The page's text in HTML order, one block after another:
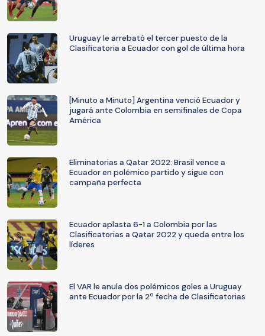
Uruguay le arrebató el tercer puesto de la
Clasificatoria a Ecuador con gol de última hora
[Minuto a Minuto] Argentina venció Ecuador y
jugará ante Colombia en semifinales de Copa
América
Eliminatorias a Qatar 2022: Brasil vence a
Ecuador en polémico partido y sigue con
campaña perfecta
Ecuador aplasta 6-1 a Colombia por las
Clasificatorias a Qatar 2022 y queda entre los
líderes
El VAR le anula dos polémicos goles a Uruguay
ante Ecuador por la 2ª fecha de Clasificatorias